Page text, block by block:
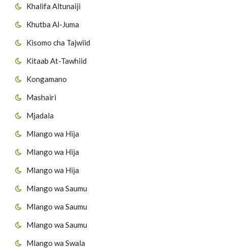
Khalifa Altunaiji
Khutba Al-Juma
Kisomo cha Tajwiid
Kitaab At-Tawhiid
Kongamano
Mashairi
Mjadala
Mlango wa Hija
Mlango wa Hija
Mlango wa Hija
Mlango wa Saumu
Mlango wa Saumu
Mlango wa Saumu
Mlango wa Swala